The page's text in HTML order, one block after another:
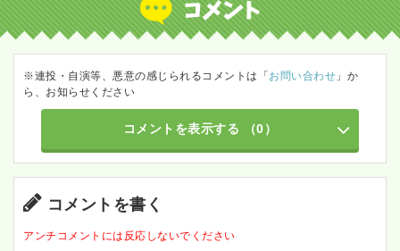
※連投・自演等、悪意の感じられるコメントは「 お問い合わせ 」か
ら、お知らせください
コメントを表示する （0）
コメントを書く
アンチコメントには反応しないでください